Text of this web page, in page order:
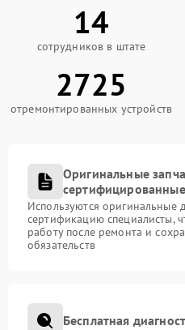
14
сотрудников в штате
2725
отремонтированных устройств
Оригинальные
Используются
сертификацию специалисты,
работу после ремонта и
обязательств
Бесплатная